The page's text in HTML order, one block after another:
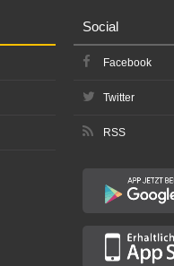
Social
Facebook
Twitter
RSS